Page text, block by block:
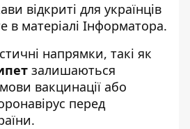
відкриті для українців
в матеріалі Інформатора.
напрямки, такі як
залишаються
вакцинації або
перед